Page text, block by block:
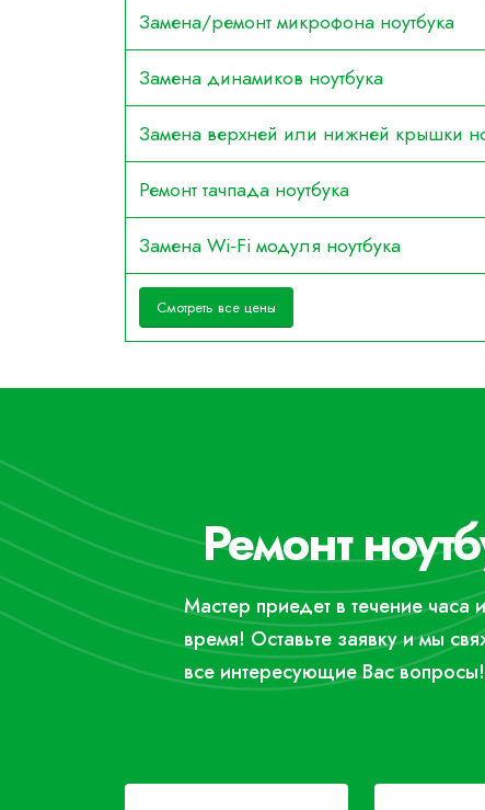
Замена/ремонт микрофона ноутбука
Замена динамиков ноутбука
Замена верхней или нижней крышки
Ремонт тачпада ноутбука
Замена Wi-Fi модуля ноутбука
Смотреть все цены
Ремонт
Мастер приедет в течение
время! Оставьте заявку и мы
все интересующие Вас вопросы!